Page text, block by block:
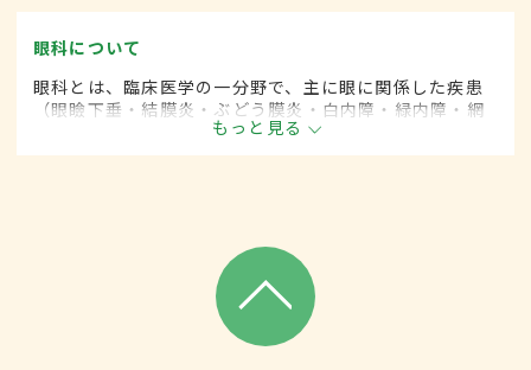
眼科について
眼科とは、臨床医学の一分野で、主に眼に関係した疾患
（眼瞼下垂・結膜炎・ぶどう膜炎・白内障・緑内障・網
膜剥離など）を専門的に取り扱います。
もっと見る